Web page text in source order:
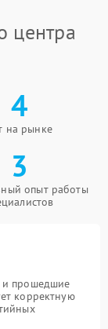
центра
4
на рынке
3
опыт работы
и прошедшие
корректную